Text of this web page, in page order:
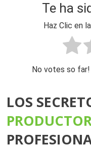
Te ha
Haz Clic en
No votes so
LOS
PRO